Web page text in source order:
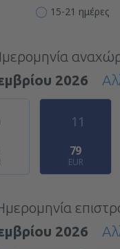
15-21 ημέρες
2026
11
79
EUR
2026